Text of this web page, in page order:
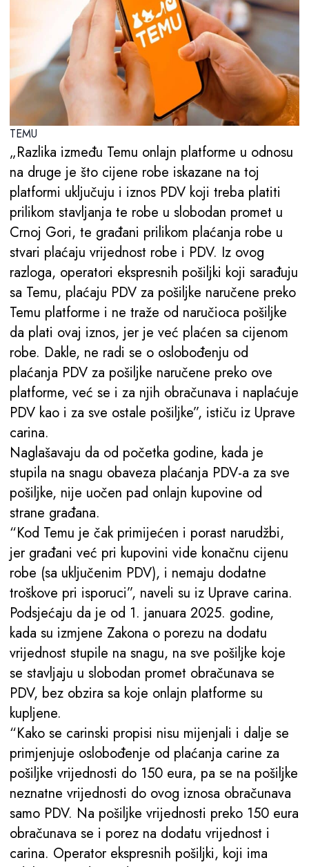
TEMU
„Razlika između Temu onlajn platforme u odnosu
na druge je što cijene robe iskazane na toj
platformi uključuju i iznos PDV koji treba platiti
prilikom stavljanja te robe u slobodan promet u
Crnoj Gori, te građani prilikom plaćanja robe u
stvari plaćaju vrijednost robe i PDV. Iz ovog
razloga, operatori ekspresnih pošiljki koji sarađuju
sa Temu, plaćaju PDV za pošiljke naručene preko
Temu platforme i ne traže od naručioca pošiljke
da plati ovaj iznos, jer je već plaćen sa cijenom
robe. Dakle, ne radi se o oslobođenju od
plaćanja PDV za pošiljke naručene preko ove
platforme, već se i za njih obračunava i naplaćuje
PDV kao i za sve ostale pošiljke”, ističu iz Uprave
carina.
Naglašavaju da od početka godine, kada je
stupila na snagu obaveza plaćanja PDV-a za sve
pošiljke, nije uočen pad onlajn kupovine od
strane građana.
“Kod Temu je čak primijećen i porast narudžbi,
jer građani već pri kupovini vide konačnu cijenu
robe (sa uključenim PDV), i nemaju dodatne
troškove pri isporuci”, naveli su iz Uprave carina.
Podsjećaju da je od 1. januara 2025. godine,
kada su izmjene Zakona o porezu na dodatu
vrijednost stupile na snagu, na sve pošiljke koje
se stavljaju u slobodan promet obračunava se
PDV, bez obzira sa koje onlajn platforme su
kupljene.
“Kako se carinski propisi nisu mijenjali i dalje se
primjenjuje oslobođenje od plaćanja carine za
pošiljke vrijednosti do 150 eura, pa se na pošiljke
neznatne vrijednosti do ovog iznosa obračunava
samo PDV. Na pošiljke vrijednosti preko 150 eura
obračunava se i porez na dodatu vrijednost i
carina. Operator ekspresnih pošiljki, koji ima